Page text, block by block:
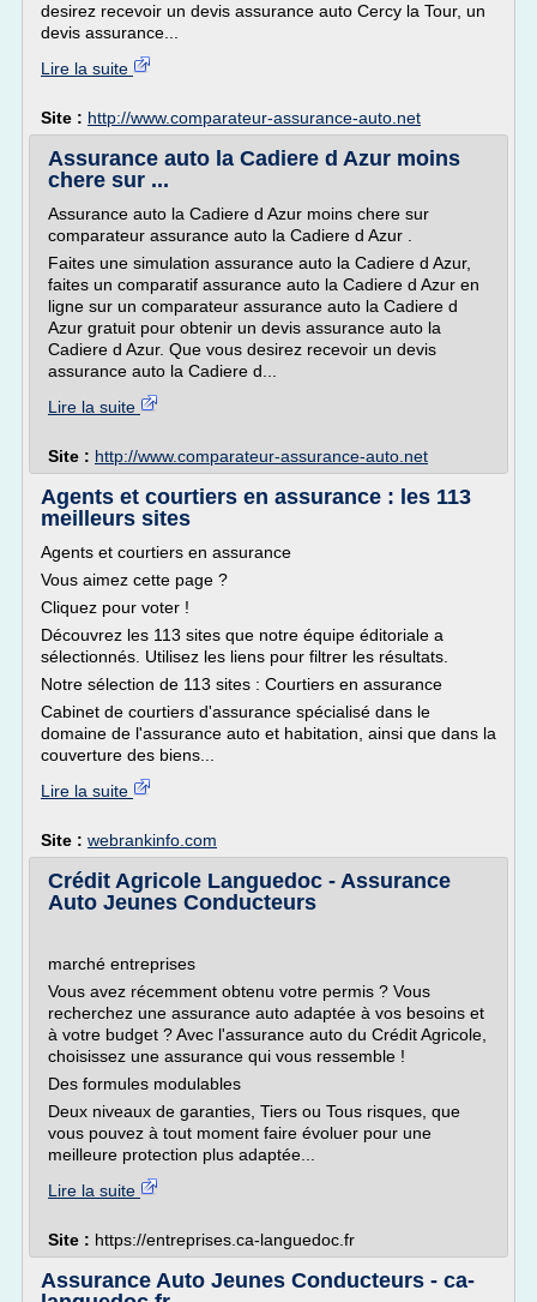
desirez recevoir un devis assurance auto Cercy la Tour, un
devis assurance...
Lire la suite
Site : http://www.comparateur-assurance-auto.net
Assurance auto la Cadiere d Azur moins
chere sur ...
Assurance auto la Cadiere d Azur moins chere sur
comparateur assurance auto la Cadiere d Azur .
Faites une simulation assurance auto la Cadiere d Azur,
faites un comparatif assurance auto la Cadiere d Azur en
ligne sur un comparateur assurance auto la Cadiere d
Azur gratuit pour obtenir un devis assurance auto la
Cadiere d Azur. Que vous desirez recevoir un devis
assurance auto la Cadiere d...
Lire la suite
Site : http://www.comparateur-assurance-auto.net
Agents et courtiers en assurance : les 113
meilleurs sites
Agents et courtiers en assurance
Vous aimez cette page ?
Cliquez pour voter !
Découvrez les 113 sites que notre équipe éditoriale a
sélectionnés. Utilisez les liens pour filtrer les résultats.
Notre sélection de 113 sites : Courtiers en assurance
Cabinet de courtiers d'assurance spécialisé dans le
domaine de l'assurance auto et habitation, ainsi que dans la
couverture des biens...
Lire la suite
Site : webrankinfo.com
Crédit Agricole Languedoc - Assurance
Auto Jeunes Conducteurs
marché entreprises
Vous avez récemment obtenu votre permis ? Vous
recherchez une assurance auto adaptée à vos besoins et
à votre budget ? Avec l'assurance auto du Crédit Agricole,
choisissez une assurance qui vous ressemble !
Des formules modulables
Deux niveaux de garanties, Tiers ou Tous risques, que
vous pouvez à tout moment faire évoluer pour une
meilleure protection plus adaptée...
Lire la suite
Site : https://entreprises.ca-languedoc.fr
Assurance Auto Jeunes Conducteurs - ca-